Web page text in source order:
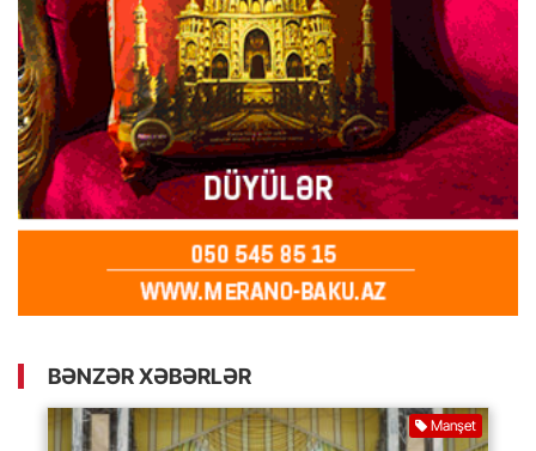
BƏNZƏR XƏBƏRLƏR
Manşet